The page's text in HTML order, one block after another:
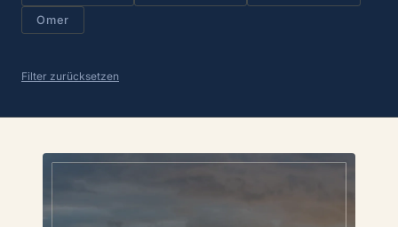
Omer
Filter zurücksetzen